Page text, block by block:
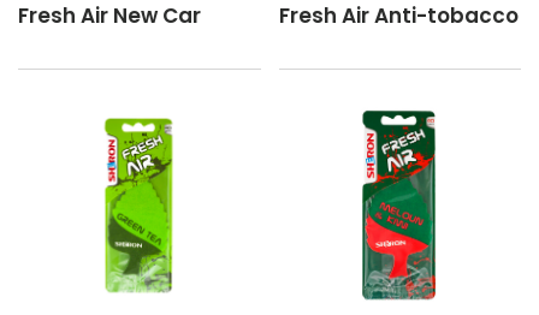
Fresh Air New Car
Fresh Air Anti-tobacco